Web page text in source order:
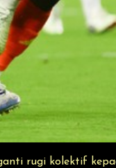
rugi kolektif